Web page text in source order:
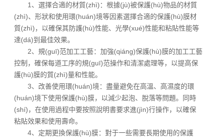
1、選擇合適的材質(zhì)：根據(jù)被保護(hù)物品的材質
(zhì)、形狀和使用環(huán)境等因素選擇合適的保護(hù)膜材
質(zhì)，以確保其防護(hù)性能、光學(xué)性能和粘貼性能等
達(dá)到最佳效果。
2、規(guī)范加工工藝：加強(qiáng)保護(hù)膜的加工工藝
控制，確保每道工序的規(guī)范操作和清潔處理等，以提高保
護(hù)膜的質(zhì)量和性能。
3、改善使用環(huán)境：盡量避免在高溫、高濕度的環
(huán)境下使用保護(hù)膜，以減少起泡、脫落等問題。同時
(shí)，在使用過程中要按照說明書要求進(jìn)行操作，以確保
粘貼效果和使用壽命。
4、定期更換保護(hù)膜：對于一些需要長期使用的保護